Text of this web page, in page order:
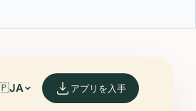
JA アプリを入手